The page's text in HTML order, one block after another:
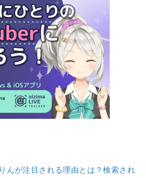
んが注目される理由とは？検索され